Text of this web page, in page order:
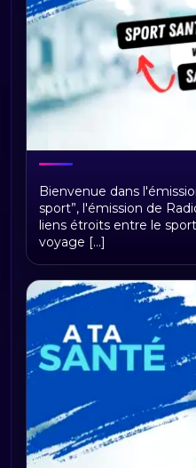
SPORT SANTÉ vs
Bienvenue dans
sport”, l'émission de
liens étroits entre le
voyage [...]